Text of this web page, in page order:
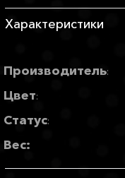
Характеристики
Производитель:
Цвет:
Статус:
Вес: